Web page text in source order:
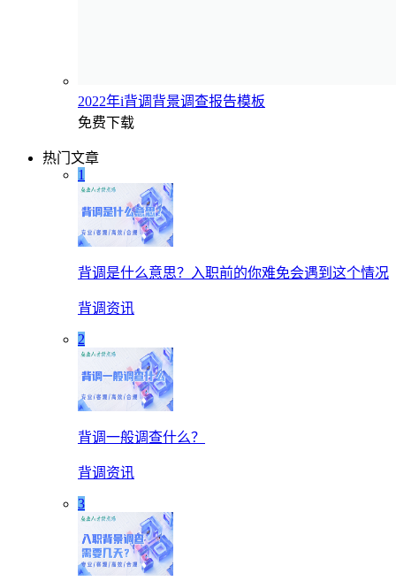
2022年i背调背景调查报告模板
免费下载
热门文章
1
背调是什么意思？入职前的你难免会遇到这个情况
背调资讯
2
背调一般调查什么？
背调资讯
3